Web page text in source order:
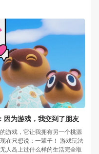
因为游戏，我交到了朋友
游戏，它让我拥有另一个桃源
在只想说：一辈子！ 游戏玩法
人岛上过什么样的生活完全取